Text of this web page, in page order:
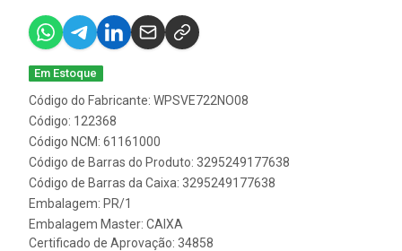
Em Estoque
Código do Fabricante: WPSVE722NO08
Código: 122368
Código NCM: 61161000
Código de Barras do Produto: 3295249177638
Código de Barras da Caixa: 3295249177638
Embalagem: PR/1
Embalagem Master: CAIXA
Certificado de Aprovação: 34858